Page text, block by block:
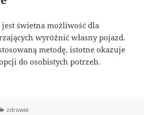
świetna możliwość dla
wyróżnić własny pojazd.
metodę, istotne okazuje
do osobistych potrzeb.
Kategorie
zdrowie